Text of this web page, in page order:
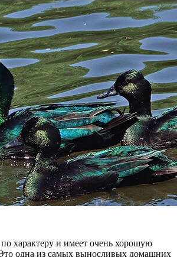
характеру и имеет очень хорошую
одна из самых выносливых домашних